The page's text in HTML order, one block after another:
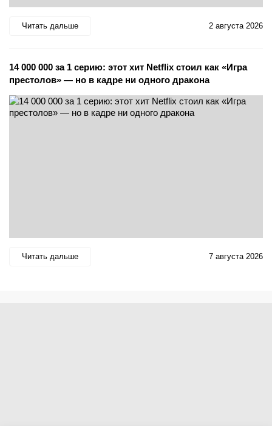
Читать дальше 2 августа 2026
14 000 000 за 1 серию: этот хит Netflix стоил как «Игра
престолов» — но в кадре ни одного дракона
Читать дальше 7 августа 2026